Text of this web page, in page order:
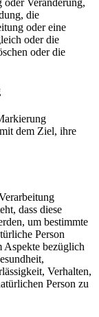
oder Veränderung,
die
oder eine
oder die
oder die
dem Ziel, ihre
dass diese
um bestimmte
Person
Aspekte bezüglich
Verhalten,
Person zu